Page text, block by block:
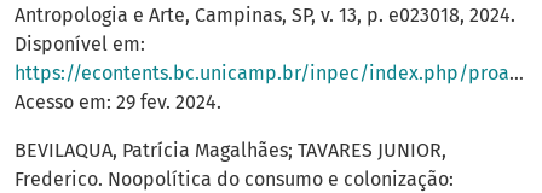
Antropologia e Arte, Campinas, SP, v. 13, p. e023018, 2024.
Disponível em:
https://econtents.bc.unicamp.br/inpec/index.php/proa/article/view/16622
Acesso em: 29 fev. 2024.
BEVILAQUA, Patrícia Magalhães; TAVARES JUNIOR,
Frederico. Noopolítica do consumo e colonização: